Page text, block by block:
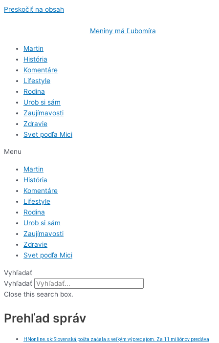
Preskočiť na obsah
Meniny má Ľubomíra
Martin
História
Komentáre
Lifestyle
Rodina
Urob si sám
Zaujímavosti
Zdravie
Svet podľa Mici
Menu
Martin
História
Komentáre
Lifestyle
Rodina
Urob si sám
Zaujímavosti
Zdravie
Svet podľa Mici
Vyhľadať
Vyhľadať
Close this search box.
Prehľad správ
HNonline.sk: Slovenská pošta začala s veľkým výpredajom. Za 11 miliónov predáva